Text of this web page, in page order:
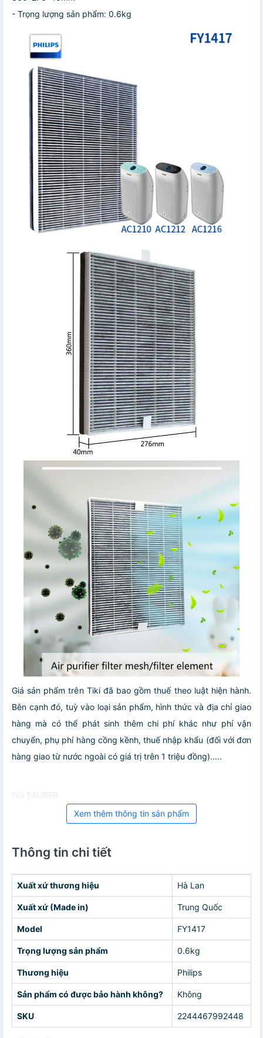
- Trọng lượng sản phẩm: 0.6kg
Giá sản phẩm trên Tiki đã bao gồm thuế theo luật hiện hành.
Bên cạnh đó, tuỳ vào loại sản phẩm, hình thức và địa chỉ giao
hàng mà có thể phát sinh thêm chi phí khác như phí vận
chuyển, phụ phí hàng cồng kềnh, thuế nhập khẩu (đối với đơn
hàng giao từ nước ngoài có giá trị trên 1 triệu đồng).....
Giá SAUBER
Xem thêm thông tin sản phẩm
Thông tin chi tiết
Xuất xứ thương hiệu Hà Lan
Xuất xứ (Made in) Trung Quốc
Model FY1417
Trọng lượng sản phẩm 0.6kg
Thương hiệu Philips
Sản phẩm có được bảo hành không? Không
SKU 2244467992448